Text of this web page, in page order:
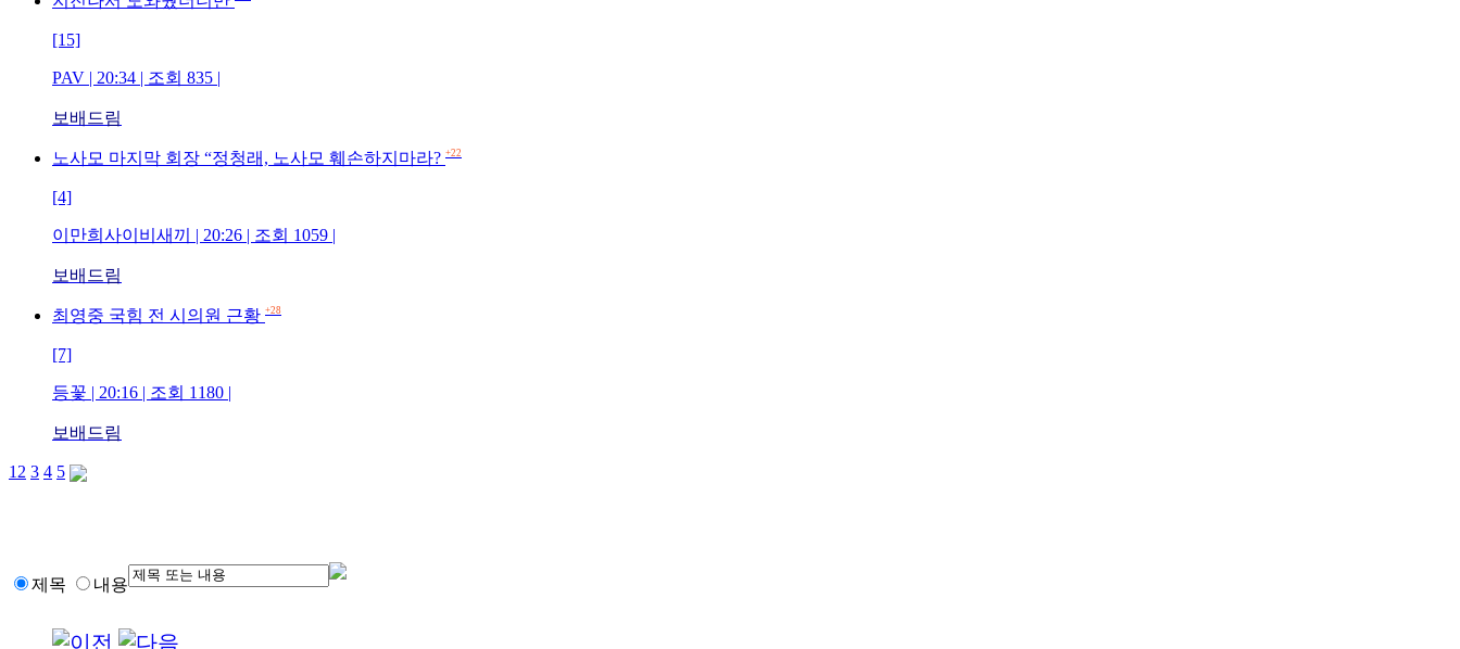
[15]
PAV | 20:34 | 조회 835 |
보배드림
노사모 마지막 회장 “정청래, 노사모 훼손하지마라? +22
[4]
이만희사이비새끼 | 20:26 | 조회 1059 |
보배드림
최영중 국힘 전 시의원 근황 +28
[7]
등꽃 | 20:16 | 조회 1180 |
보배드림
1 2 3 4 5
제목 내용